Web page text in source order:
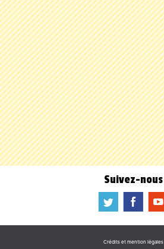
Suivez-nous
a b f
Crédits et mention légales